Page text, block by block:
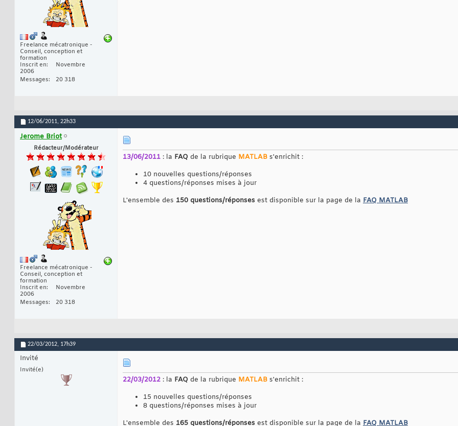
Freelance mécatronique -
Conseil, conception et
formation
Inscrit en
Novembre
2006
Messages
20 318
12/06/2011, 22h33
Jerome Briot
Rédacteur/Modérateur
Freelance mécatronique -
Conseil, conception et
formation
Inscrit en
Novembre
2006
Messages
20 318
13/06/2011 : la FAQ de la rubrique MATLAB s'enrichit :
10 nouvelles questions/réponses
4 questions/réponses mises à jour
L'ensemble des 150 questions/réponses est disponible sur la page de la FAQ MATLAB
22/03/2012, 17h39
Invité
Invité(e)
22/03/2012 : la FAQ de la rubrique MATLAB s'enrichit :
15 nouvelles questions/réponses
8 questions/réponses mises à jour
L'ensemble des 165 questions/réponses est disponible sur la page de la FAQ MATLAB